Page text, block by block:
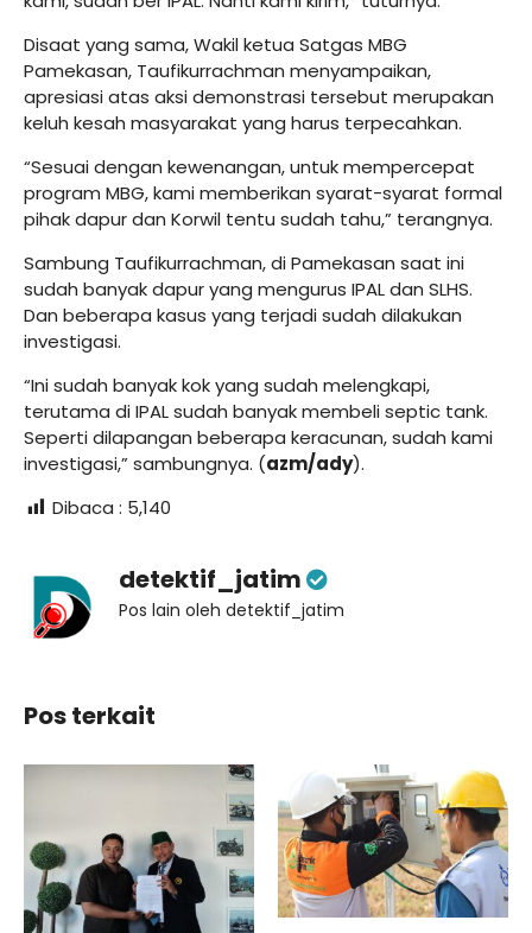
Disaat yang sama, Wakil ketua Satgas MBG
Pamekasan, Taufikurrachman menyampaikan,
apresiasi atas aksi demonstrasi tersebut merupakan
keluh kesah masyarakat yang harus terpecahkan.
“Sesuai dengan kewenangan, untuk mempercepat
program MBG, kami memberikan syarat-syarat formal
pihak dapur dan Korwil tentu sudah tahu,” terangnya.
Sambung Taufikurrachman, di Pamekasan saat ini
sudah banyak dapur yang mengurus IPAL dan SLHS.
Dan beberapa kasus yang terjadi sudah dilakukan
investigasi.
“Ini sudah banyak kok yang sudah melengkapi,
terutama di IPAL sudah banyak membeli septic tank.
Seperti dilapangan beberapa keracunan, sudah kami
investigasi,” sambungnya. (azm/ady).
Dibaca : 5,140
detektif_jatim
Pos lain oleh detektif_jatim
Pos terkait